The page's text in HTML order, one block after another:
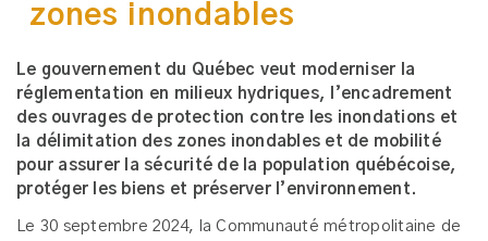
zones inondables
Le gouvernement du Québec veut moderniser la
réglementation en milieux hydriques, l’encadrement
des ouvrages de protection contre les inondations et
la délimitation des zones inondables et de mobilité
pour assurer la sécurité de la population québécoise,
protéger les biens et préserver l’environnement.
Le 30 septembre 2024, la Communauté métropolitaine de